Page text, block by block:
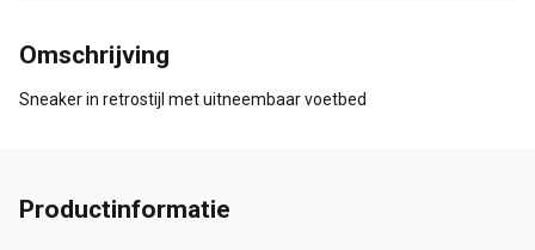
Omschrijving
Sneaker in retrostijl met uitneembaar voetbed
Productinformatie